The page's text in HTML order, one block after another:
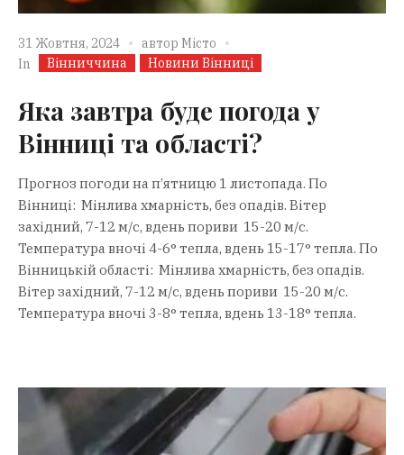
31 Жовтня, 2024 автор Місто
In
Вінниччина Новини Вінниці
Яка завтра буде погода у
Вінниці та області?
Прогноз погоди на п’ятницю 1 листопада. По
Вінниці: Мінлива хмарність, без опадів. Вітер
західний, 7-12 м/с, вдень пориви 15-20 м/с.
Температура вночі 4-6° тепла, вдень 15-17° тепла. По
Вінницькій області: Мінлива хмарність, без опадів.
Вітер західний, 7-12 м/с, вдень пориви 15-20 м/с.
Температура вночі 3-8° тепла, вдень 13-18° тепла.